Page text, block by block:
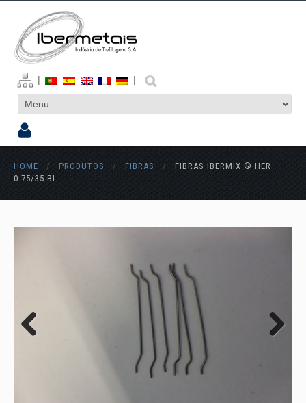
| |
HOME / PRODUTOS / FIBRAS /
FIBRAS IBERMIX ® HER
0.75/35 BL